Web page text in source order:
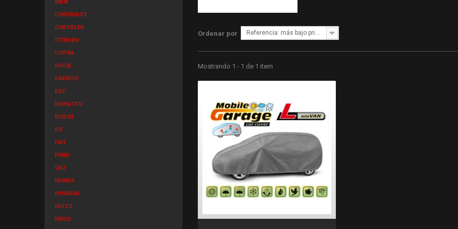
BMW
CHEVROLET
CHRYSLER
CITROEN
CUPRA
DACIA
DAEWOO
DAF
DAIHATSU
DODGE
DS
FIAT
FORD
GAZ
HONDA
HYUNDAI
ISUZU
IVECO
Ordenar por Referencia: más bajo primero
Mostrando 1 - 1 de 1 item